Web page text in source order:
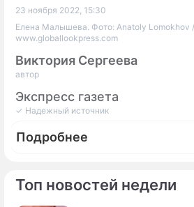
Топ новостей недели
23 ноября 2022, 15:30
Елена Малышева. Фото: Anatoly Lomokhov
www.globallookpress.com
Виктория Сергеева
автор
Экспресс газета
✓ Надежный источник
Подробнее